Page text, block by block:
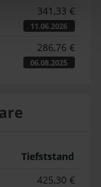
341,33 €
11.06.2026
286,76 €
06.08.2025
Tiefststand
425,30 €